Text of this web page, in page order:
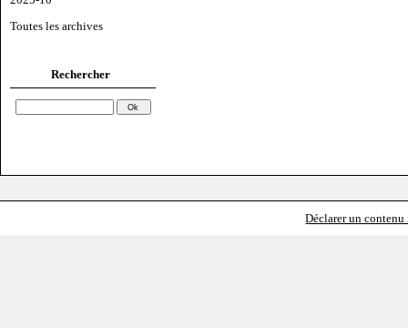
Toutes les archives
Rechercher
Déclarer un